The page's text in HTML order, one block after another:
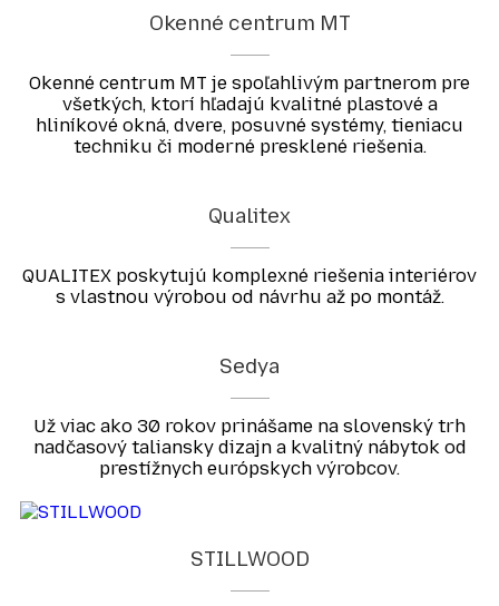
Okenné centrum MT
Okenné centrum MT je spoľahlivým partnerom pre
všetkých, ktorí hľadajú kvalitné plastové a
hliníkové okná, dvere, posuvné systémy, tieniacu
techniku či moderné presklené riešenia.
Qualitex
QUALITEX poskytujú komplexné riešenia interiérov
s vlastnou výrobou od návrhu až po montáž.
Sedya
Už viac ako 30 rokov prinášame na slovenský trh
nadčasový taliansky dizajn a kvalitný nábytok od
prestížnych európskych výrobcov.
STILLWOOD